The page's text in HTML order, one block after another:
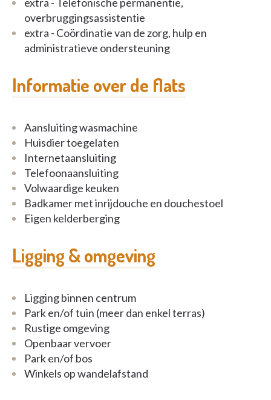
extra - Telefonische permanentie,
overbruggingsassistentie
extra - Coördinatie van de zorg, hulp en
administratieve ondersteuning
Informatie over de flats
Aansluiting wasmachine
Huisdier toegelaten
Internetaansluiting
Telefoonaansluiting
Volwaardige keuken
Badkamer met inrijdouche en douchestoel
Eigen kelderberging
Ligging & omgeving
Ligging binnen centrum
Park en/of tuin (meer dan enkel terras)
Rustige omgeving
Openbaar vervoer
Park en/of bos
Winkels op wandelafstand